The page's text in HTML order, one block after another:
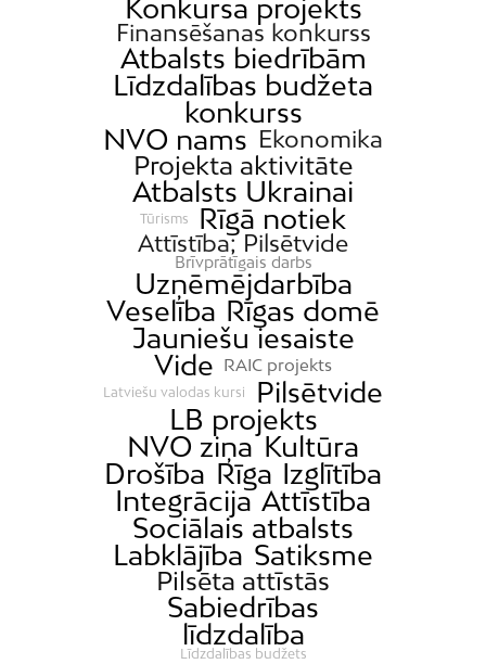
Konkursa projekts
Finansēšanas konkurss
Atbalsts biedrībām
Līdzdalības budžeta
konkurss
NVO nams Ekonomika
Projekta aktivitāte
Atbalsts Ukrainai
Tūrisms Rīgā notiek
Attīstība; Pilsētvide
Brīvprātīgais darbs
Uzņēmējdarbība
Veselība Rīgas domē
Jauniešu iesaiste
Vide
RAIC projekts
Latviešu valodas kursi
Pilsētvide
LB projekts
NVO ziņa Kultūra
Drošība Rīga Izglītība
Integrācija Attīstība
Sociālais atbalsts
Labklājība Satiksme
Pilsēta attīstās
Sabiedrības
līdzdalība
Līdzdalības budžets